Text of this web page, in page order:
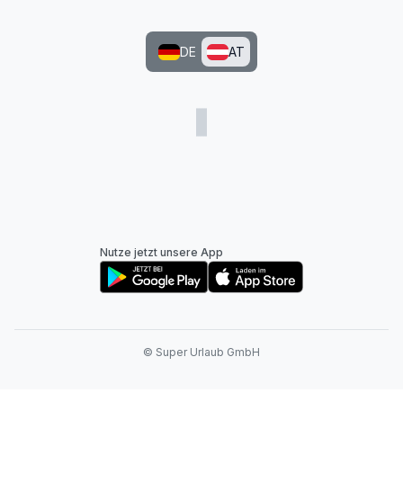
DE AT
Nutze jetzt unsere App
© Super Urlaub GmbH